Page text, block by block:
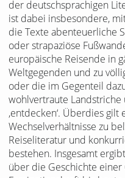
der deutschsprachigen
ist dabei insbesondere,
die Texte abenteuerliche
oder strapaziöse
europäische Reisende in
Weltgegenden und zu
oder die im Gegenteil
wohlvertraute Landstriche
,entdecken‘. Überdies gilt
Wechselverhältnisse zu
Reiseliteratur und
bestehen. Insgesamt
über die Geschichte einer